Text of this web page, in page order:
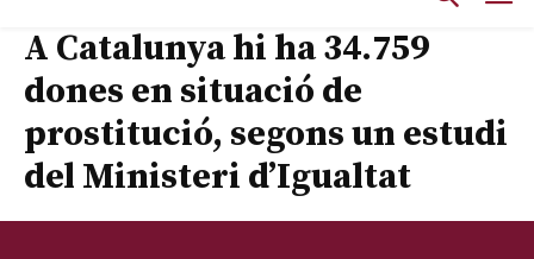
A Catalunya hi ha 34.759
dones en situació de
prostitució, segons un estudi
del Ministeri d’Igualtat